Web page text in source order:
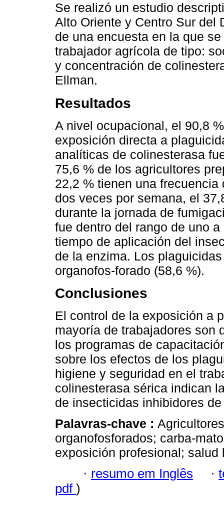
Se realizó un estudio
Alto Oriente y Centro Sur del
de una encuesta en la que
trabajador agrícola de tipo:
y concentración de
Ellman.
Resultados
A nivel ocupacional, el 90,8
exposición directa a
analíticas de colinesterasa
75,6 % de los agricultores
22,2 % tienen una
dos veces por semana, el
durante la jornada de
fue dentro del rango de uno
tiempo de aplicación del
de la enzima. Los
organofos-forado (58,6 %).
Conclusiones
El control de la exposición a
mayoría de trabajadores son
los programas de
sobre los efectos de los
higiene y seguridad en el
colinesterasa sérica indican
de insecticidas inhibidores
Palavras-chave :
organofosforados; carba-
exposición profesional;
· resumo em Inglês ·
pdf )